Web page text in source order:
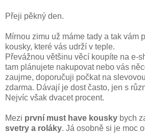
Přeji pěkný den.
Mírnou zimu už máme tady a tak vám
kousky, které vás udrží v teple.
Převážnou většinu věcí koupíte na e-
tam plánujete nakupovat nebo vás
zaujme, doporučuji počkat na
zdarma. Dávají je dost často, jen s
Nejvíc však dvacet procent.
Mezi první must have kousky bych
svetry a roláky. Já osobně si je moc